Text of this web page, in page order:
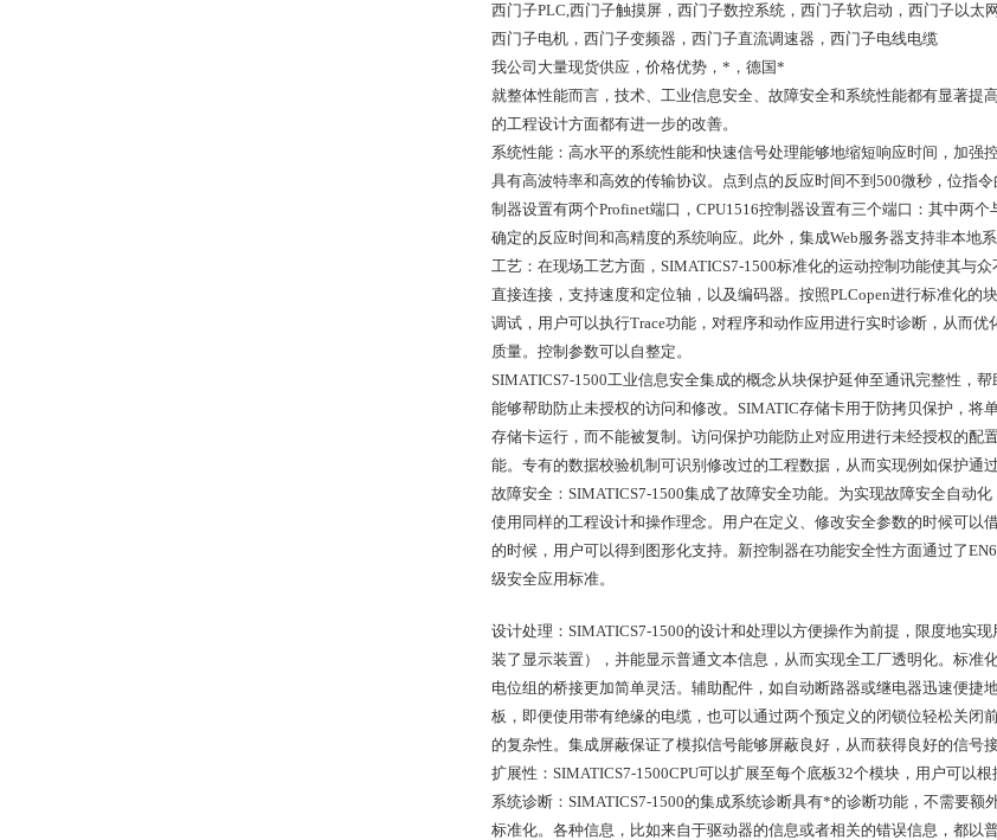
西门子PLC,西门子触摸屏，西门子数控系统，西门子软启动，西门子以太网
西门子电机，西门子变频器，西门子直流调速器，西门子电线电缆
我公司大量现货供应，价格优势，*，德国*
就整体性能而言，技术、工业信息安全、故障安全和系统性能都有显著
的工程设计方面都有进一步的改善。
系统性能：高水平的系统性能和快速信号处理能够地缩短响应时间，加强
具有高波特率和高效的传输协议。点到点的反应时间不到500微秒，位指
制器设置有两个Profinet端口，CPU1516控制器设置有三个端口：其中两
确定的反应时间和高精度的系统响应。此外，集成Web服务器支持非本地
工艺：在现场工艺方面，SIMATICS7-1500标准化的运动控制功能使其与
直接连接，支持速度和定位轴，以及编码器。按照PLCopen进行标准化
调试，用户可以执行Trace功能，对程序和动作应用进行实时诊断，从而
质量。控制参数可以自整定。
SIMATICS7-1500工业信息安全集成的概念从块保护延伸至通讯完整性，
能够帮助防止未授权的访问和修改。SIMATIC存储卡用于防拷贝保护，
存储卡运行，而不能被复制。访问保护功能防止对应用进行未经授权的
能。专有的数据校验机制可识别修改过的工程数据，从而实现例如保护通
故障安全：SIMATICS7-1500集成了故障安全功能。为实现故障安全自动
使用同样的工程设计和操作理念。用户在定义、修改安全参数的时候可
的时候，用户可以得到图形化支持。新控制器在功能安全性方面通过了
级安全应用标准。
设计处理：SIMATICS7-1500的设计和处理以方便操作为前提，限度地实
装了显示装置），并能显示普通文本信息，从而实现全工厂透明化。标
电位组的桥接更加简单灵活。辅助配件，如自动断路器或继电器迅速便
板，即便使用带有绝缘的电缆，也可以通过两个预定义的闭锁位轻松关
的复杂性。集成屏蔽保证了模拟信号能够屏蔽良好，从而获得良好的信
扩展性：SIMATICS7-1500CPU可以扩展至每个底板32个模块，用户可以根
系统诊断：SIMATICS7-1500的集成系统诊断具有*的诊断功能，不需要
标准化。各种信息，比如来自于驱动器的信息或者相关的错误信息，都以